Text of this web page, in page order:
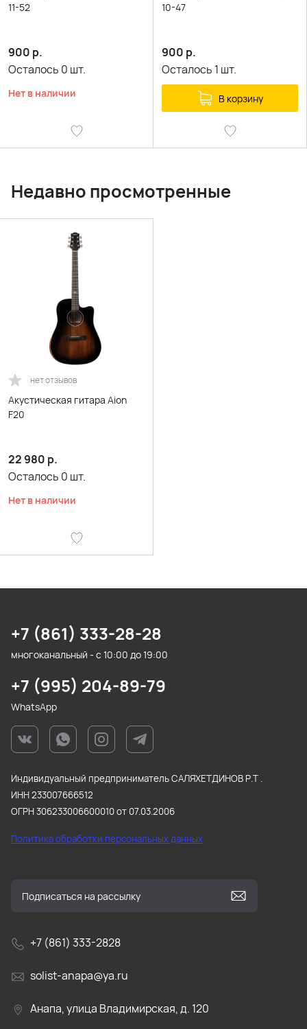
11-52
900 р.
Осталось 0 шт.
Нет в наличии
10-47
900 р.
Осталось 1 шт.
В корзину
Недавно просмотренные
нет отзывов
Акустическая гитара Aion
F20
22 980 р.
Осталось 0 шт.
Нет в наличии
+7 (861) 333-28-28
многоканальный - с 10:00 до 19:00
+7 (995) 204-89-79
WhatsApp
Индивидуальный предприниматель САЛЯХЕТДИНОВ Р.Т .
ИНН 233007666512
ОГРН 306233006600010 от 07.03.2006
Политика обработки персональных данных
+7 (861) 333-2828
solist-anapa@ya.ru
Анапа, улица Владимирская, д. 120